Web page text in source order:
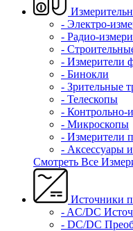
- Электро-
- Радио-
-
- Измерители
- Бинокли
- Зрительные
- Телескопы
- Контрольно-
- Микроскопы
- Измерители
- Аксессуары
Смотреть Все
Источники
- AC/DC
- DC/DC